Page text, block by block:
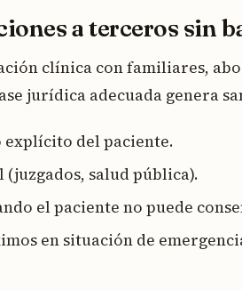
a terceros sin
clínica con familiares,
jurídica adecuada genera
explícito del paciente.
(juzgados, salud pública).
el paciente no puede
en situación de